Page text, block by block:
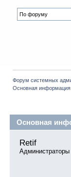
Форум системных
Основная информация
Основная
Retif
Администраторы